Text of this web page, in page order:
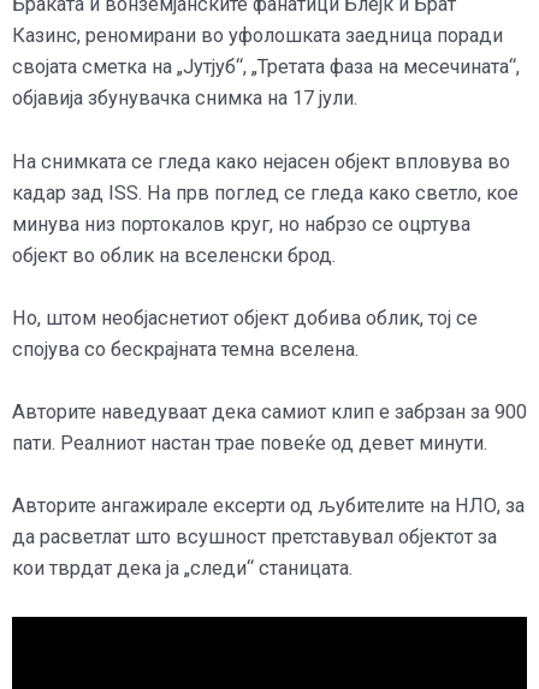
Браќата и вонземјанските фанатици Блејк и Брат
Казинс, реномирани во уфолошката заедница поради
својата сметка на „Јутјуб“, „Третата фаза на месечината“,
објавија збунувачка снимка на 17 јули.
На снимката се гледа како нејасен објект впловува во
кадар зад ISS. На прв поглед се гледа како светло, кое
минува низ портокалов круг, но набрзо се оцртува
објект во облик на вселенски брод.
Но, штом необјаснетиот објект добива облик, тој се
спојува со бескрајната темна вселена.
Авторите наведуваат дека самиот клип е забрзан за 900
пати. Реалниот настан трае повеќе од девет минути.
Авторите ангажирале ексерти од љубителите на НЛО, за
да расветлат што всушност претставувал објектот за
кои тврдат дека ја „следи“ станицата.